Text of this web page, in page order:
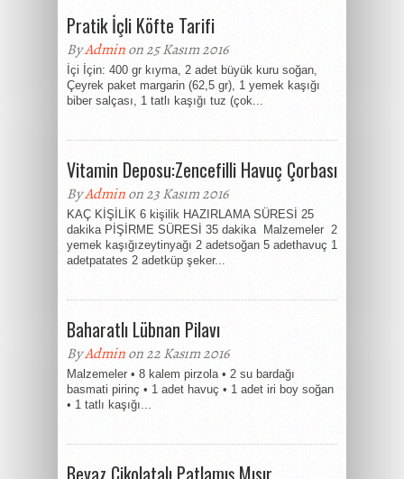
Pratik İçli Köfte Tarifi
ByAdminon 25 Kasım 2016
İçi İçin: 400 gr kıyma, 2 adet büyük kuru soğan,
Çeyrek paket margarin (62,5 gr), 1 yemek kaşığı
biber salçası, 1 tatlı kaşığı tuz (çok...
Vitamin Deposu:Zencefilli Havuç Çorbası
ByAdminon 23 Kasım 2016
KAÇ KİŞİLİK 6 kişilik HAZIRLAMA SÜRESİ 25
dakika PİŞİRME SÜRESİ 35 dakika Malzemeler 2
yemek kaşığızeytinyağı 2 adetsoğan 5 adethavuç 1
adetpatates 2 adetküp şeker...
Baharatlı Lübnan Pilavı
ByAdminon 22 Kasım 2016
Malzemeler • 8 kalem pirzola • 2 su bardağı
basmati pirinç • 1 adet havuç • 1 adet iri boy soğan
• 1 tatlı kaşığı...